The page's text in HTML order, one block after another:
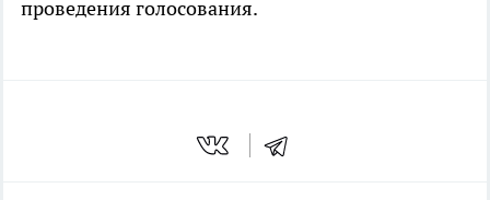
проведения голосования.